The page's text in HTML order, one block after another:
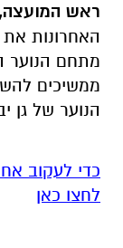
ראש המועצה,
האחרונות
מתחם הנוער
ממשיכים
הנוער של גן
לחצו כאן